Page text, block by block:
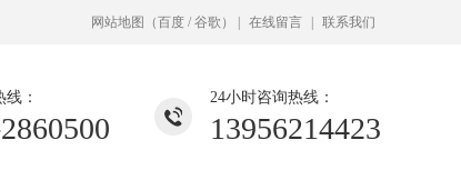
网站地图 （百度 / 谷歌 ） 在线留言 联系我们
24小时咨询热线：
13956214423
：